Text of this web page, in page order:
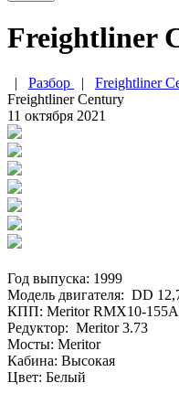
Freightliner
| Разбор | Freightliner
Freightliner Century
11 октября 2021
Год выпуска: 1999
Модель двигателя: DD
КПП: Meritor RMX10-155A
Редуктор: Meritor 3.73
Мосты: Meritor
Кабина: Высокая
Цвет: Белый